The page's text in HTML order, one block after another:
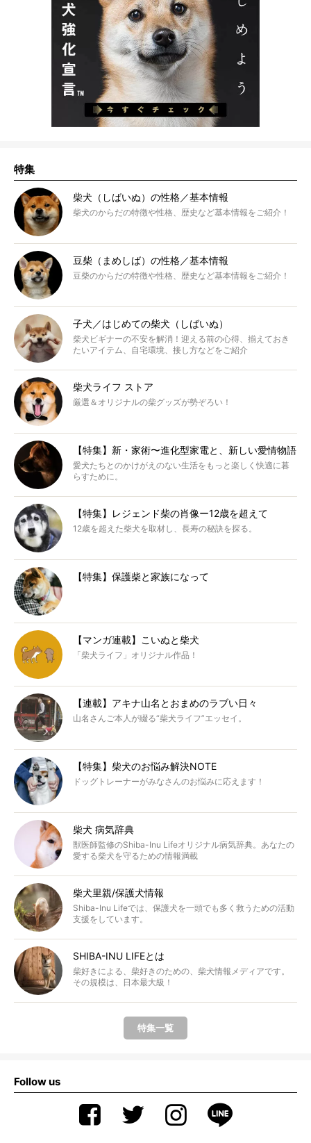
特集
柴犬（しばいぬ）の性格／基本情報
柴犬のからだの特徴や性格、歴史など基本情報をご紹介！
豆柴（まめしば）の性格／基本情報
豆柴のからだの特徴や性格、歴史など基本情報をご紹介！
子犬／はじめての柴犬（しばいぬ）
柴犬ビギナーの不安を解消！迎える前の心得、揃えておき
たいアイテム、自宅環境、接し方などをご紹介
柴犬ライフ ストア
厳選＆オリジナルの柴グッズが勢ぞろい！
【特集】新・家術〜進化型家電と、新しい愛情物語
愛犬たちとのかけがえのない生活をもっと楽しく快適に暮
らすために。
【特集】レジェンド柴の肖像ー12歳を超えて
12歳を超えた柴犬を取材し、長寿の秘訣を探る。
【特集】保護柴と家族になって
【マンガ連載】こいぬと柴犬
「柴犬ライフ」オリジナル作品！
【連載】アキナ山名とおまめのラブい日々
山名さんご本人が綴る“柴犬ライフ”エッセイ。
【特集】柴犬のお悩み解決NOTE
ドッグトレーナーがみなさんのお悩みに応えます！
柴犬 病気辞典
獣医師監修のShiba-Inu Lifeオリジナル病気辞典。あなたの
愛する柴犬を守るための情報満載
柴犬里親/保護犬情報
Shiba-Inu Lifeでは、保護犬を一頭でも多く救うための活動
支援をしています。
SHIBA-INU LIFEとは
柴好きによる、柴好きのための、柴犬情報メディアです。
その規模は、日本最大級！
特集一覧
Follow us